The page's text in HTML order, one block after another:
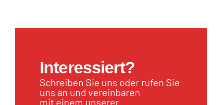
Interessiert?
Schreiben Sie uns oder rufen Sie
uns an und vereinbaren
mit einem unserer